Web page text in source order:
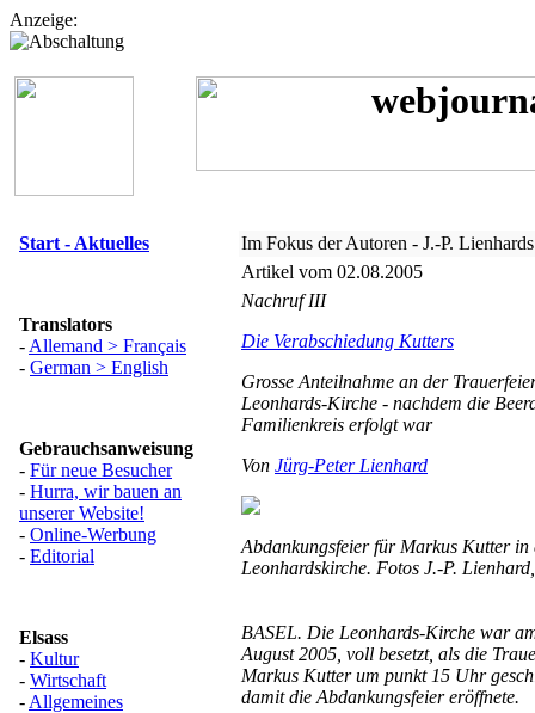
Anzeige:
Start - Aktuelles
Translators
- Allemand > Français
- German > English
Gebrauchsanweisung
- Für neue Besucher
- Hurra, wir bauen an
unserer Website!
- Online-Werbung
- Editorial
Elsass
- Kultur
- Wirtschaft
- Allgemeines
Im Fokus der Autoren - J.-P.
Artikel vom 02.08.2005
Nachruf III
Die Verabschiedung Kutters
Grosse Anteilnahme an der
Leonhards-Kirche - nachdem die
Familienkreis erfolgt war
Von Jürg-Peter Lienhard
Abdankungsfeier für Markus Kutter in
Leonhardskirche. Fotos J.-P.
BASEL. Die Leonhards-Kirche war
August 2005, voll besetzt, als die
Markus Kutter um punkt 15 Uhr
damit die Abdankungsfeier eröffnete.